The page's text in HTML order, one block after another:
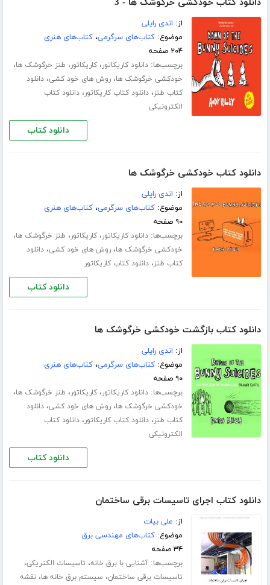
دانلود کتاب خودکشی خرگوشک ها - 3
از: اندی رایلی
موضوع:کتاب‌های سرگرمی،کتاب‌های هنری
۲۰۴ صفحه
برچسب‌ها:دانلود کاریکاتور،کاریکاتور، طنز خرگوشک ها،
خودکشی خرگوشک ها،روش های خود کشی،دانلود
کتاب طنز،دانلود کتاب کاریکاتور،دانلود کتاب
الکترونیکی
دانلود کتاب
دانلود کتاب خودکشی خرگوشک ها
از: اندی رایلی
موضوع:کتاب‌های سرگرمی،کتاب‌های هنری
۹۰ صفحه
برچسب‌ها:دانلود کاریکاتور،کاریکاتور، طنز خرگوشک ها،
خودکشی خرگوشک ها،روش های خود کشی،دانلود
کتاب طنز،دانلود کتاب کاریکاتور
دانلود کتاب
دانلود کتاب بازگشت خودکشی خرگوشک ها
از: اندی رایلی
موضوع:کتاب‌های سرگرمی،کتاب‌های هنری
۹۰ صفحه
برچسب‌ها:دانلود کاریکاتور،کاریکاتور، طنز خرگوشک ها،
خودکشی خرگوشک ها،روش های خود کشی،دانلود
کتاب طنز،دانلود کتاب کاریکاتور،دانلود کتاب
الکترونیکی
دانلود کتاب
دانلود کتاب اجرای تاسیسات برقی ساختمان
از: علی بیات
موضوع:کتاب‌های مهندسی برق
۳۴ صفحه
برچسب‌ها:آشنایی با برق خانه، تاسیسات الکتریکی،
تاسیسات برقی ساختمان، سیستم برق خانه ها،نقشه